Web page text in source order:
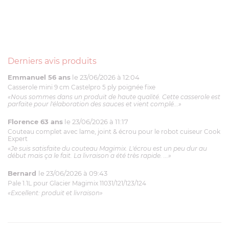
Derniers avis produits
Emmanuel 56 ans le 23/06/2026 à 12:04
Casserole mini 9 cm Castelpro 5 ply poignée fixe
«Nous sommes dans un produit de haute qualité. Cette casserole est
parfaite pour l'élaboration des sauces et vient complé...»
Florence 63 ans le 23/06/2026 à 11:17
Couteau complet avec lame, joint & écrou pour le robot cuiseur Cook
Expert
«Je suis satisfaite du couteau Magimix. L'écrou est un peu dur au
début mais ça le fait. La livraison a été très rapide. ...»
Bernard le 23/06/2026 à 09:43
Pale 1.1L pour Glacier Magimix 11031/121/123/124
«Excellent: produit et livraison»